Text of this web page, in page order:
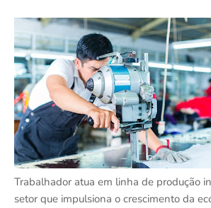
Trabalhador atua em linha de produção
setor que impulsiona o crescimento da